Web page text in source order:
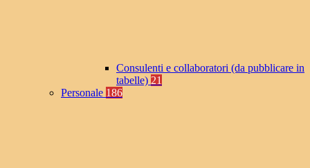
Consulenti e collaboratori (da pubblicare in
tabelle) 21
Personale 186